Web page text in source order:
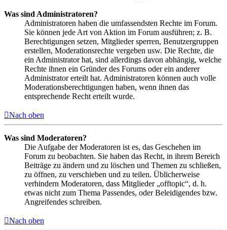
Was sind Administratoren?
Administratoren haben die umfassendsten Rechte im Forum.
Sie können jede Art von Aktion im Forum ausführen; z. B.
Berechtigungen setzen, Mitglieder sperren, Benutzergruppen
erstellen, Moderationsrechte vergeben usw. Die Rechte, die
ein Administrator hat, sind allerdings davon abhängig, welche
Rechte ihnen ein Gründer des Forums oder ein anderer
Administrator erteilt hat. Administratoren können auch volle
Moderationsberechtigungen haben, wenn ihnen das
entsprechende Recht erteilt wurde.
Nach oben
Was sind Moderatoren?
Die Aufgabe der Moderatoren ist es, das Geschehen im
Forum zu beobachten. Sie haben das Recht, in ihrem Bereich
Beiträge zu ändern und zu löschen und Themen zu schließen,
zu öffnen, zu verschieben und zu teilen. Üblicherweise
verhindern Moderatoren, dass Mitglieder „offtopic“, d. h.
etwas nicht zum Thema Passendes, oder Beleidigendes bzw.
Angreifendes schreiben.
Nach oben